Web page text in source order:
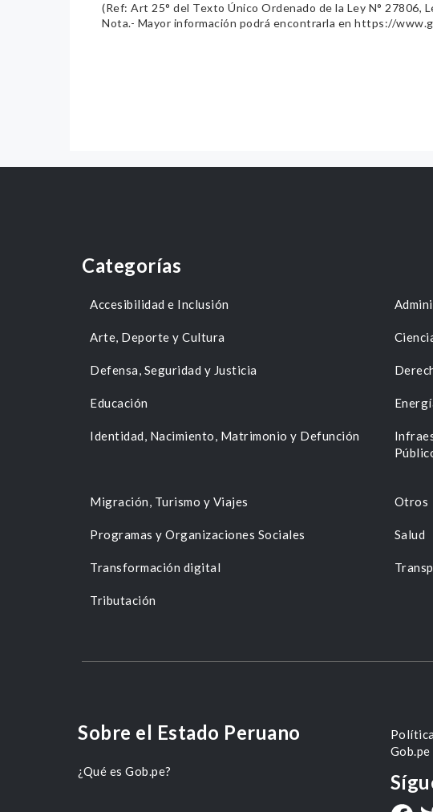
(Ref: Art 25° del Texto Único Ordenado de la Ley N° 27806,
Nota.- Mayor información podrá encontrarla en https://
Categorías
Accesibilidad e Inclusión
Arte, Deporte y Cultura
Defensa, Seguridad y Justicia
Educación
Identidad, Nacimiento, Matrimonio y Defunción
Migración, Turismo y Viajes Otros
Programas y Organizaciones Sociales Salud
Transformación digital
Tributación
Sobre el Estado Peruano
¿Qué es Gob.pe?
Gob.pe